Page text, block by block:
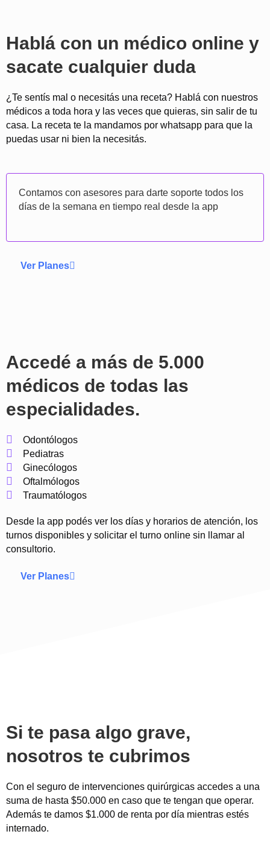
Hablá con un médico online y
sacate cualquier duda
¿Te sentís mal o necesitás una receta? Hablá con nuestros
médicos a toda hora y las veces que quieras, sin salir de tu
casa. La receta te la mandamos por whatsapp para que la
puedas usar ni bien la necesitás.
Contamos con asesores para darte soporte todos los
días de la semana en tiempo real desde la app
Ver Planes
Accedé a más de 5.000
médicos de todas las
especialidades.
Odontólogos
Pediatras
Ginecólogos
Oftalmólogos
Traumatólogos
Desde la app podés ver los días y horarios de atención, los
turnos disponibles y solicitar el turno online sin llamar al
consultorio.
Ver Planes
Si te pasa algo grave,
nosotros te cubrimos
Con el seguro de intervenciones quirúrgicas accedes a una
suma de hasta $50.000 en caso que te tengan que operar.
Además te damos $1.000 de renta por día mientras estés
internado.